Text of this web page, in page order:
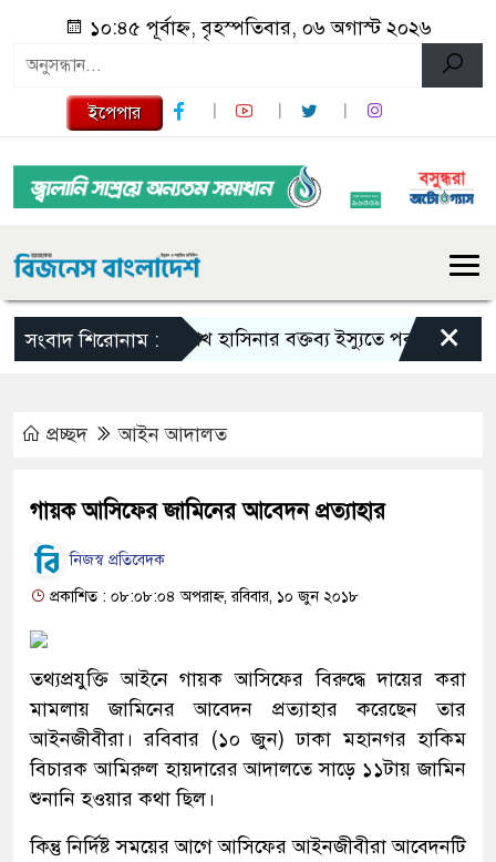
১০:৪৫ পূর্বাহ্ন, বৃহস্পতিবার, ০৬ অগাস্ট ২০২৬
ইপেপার
সংবাদ শিরোনাম :শেখ হাসিনার বক্তব্য ইস্যুতে পররাষ্ট্র ×
প্রচ্ছদ আইন আদালত
গায়ক আসিফের জামিনের আবেদন প্রত্যাহার
নিজস্ব প্রতিবেদক
প্রকাশিত : ০৮:০৮:০৪ অপরাহ্ন, রবিবার, ১০ জুন ২০১৮
তথ্যপ্রযুক্তি আইনে গায়ক আসিফের বিরুদ্ধে দায়ের করা
মামলায় জামিনের আবেদন প্রত্যাহার করেছেন তার
আইনজীবীরা। রবিবার (১০ জুন) ঢাকা মহানগর হাকিম
বিচারক আমিরুল হায়দারের আদালতে সাড়ে ১১টায় জামিন
শুনানি হওয়ার কথা ছিল।
কিন্তু নির্দিষ্ট সময়ের আগে আসিফের আইনজীবীরা আবেদনটি